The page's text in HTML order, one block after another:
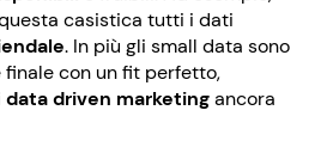
casistica tutti i dati
. In più gli small data sono
con un fit perfetto,
data driven marketingancora